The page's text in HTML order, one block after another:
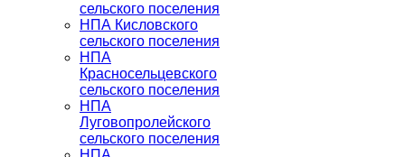
сельского поселения
НПА Кисловского
сельского поселения
НПА
Красносельцевского
сельского поселения
НПА
Луговопролейского
сельского поселения